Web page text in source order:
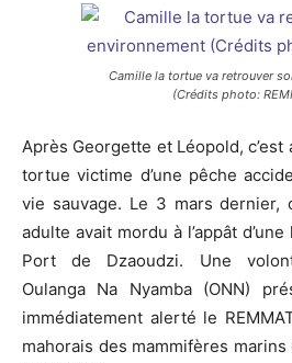
Camille la tortue va retrouver
(Crédits photo:
Après Georgette et Léopold,
tortue victime d’une pêche
vie sauvage. Le 3 mars dernier,
adulte avait mordu à l’appât
Port de Dzaoudzi. Une
Oulanga Na Nyamba (ONN)
immédiatement alerté le
mahorais des mammifères